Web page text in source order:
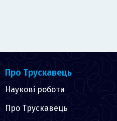
Про Трускавець
Наукові роботи
Про Трускавець